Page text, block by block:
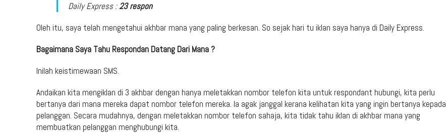
Daily Express :23 respon
Oleh itu, saya telah mengetahui akhbar mana yang paling berkesan. So sejak hari tu iklan saya hanya di Daily Express.
Bagaimana Saya Tahu Respondan Datang Dari Mana ?
Inilah keistimewaan SMS.
Andaikan kita mengiklan di 3 akhbar dengan hanya meletakkan nombor telefon kita untuk respondant hubungi, kita perlu
bertanya dari mana mereka dapat nombor telefon mereka. Ia agak janggal kerana kelihatan kita yang ingin bertanya kepada
pelanggan. Secara mudahnya, dengan meletakkan nombor telefon sahaja, kita tidak tahu iklan di akhbar mana yang
membuatkan pelanggan menghubungi kita.